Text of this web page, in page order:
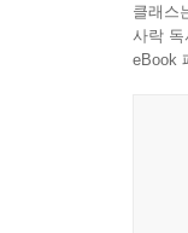
---
클래스
사락
eBook